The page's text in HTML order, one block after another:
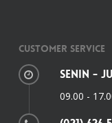
Customer Service
Senin -
09.00 -